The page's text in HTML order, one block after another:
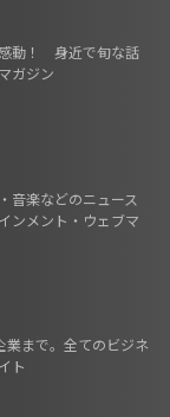
動！ 身近で旬な話
ガジン
音楽などのニュース
ンメント・ウェブマ
まで。全てのビジネ
ト